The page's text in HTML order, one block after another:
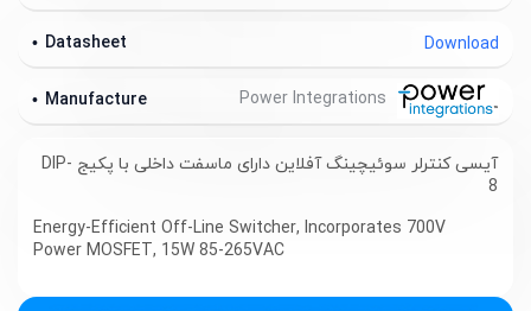
Download
Datasheet
Manufacture
آیسی کنترلر سوئیچینگ آفلاین دارای ماسفت داخلی با پکیج DIP-
8
Energy-Efficient Off-Line Switcher, Incorporates 700V
Power MOSFET, 15W 85-265VAC